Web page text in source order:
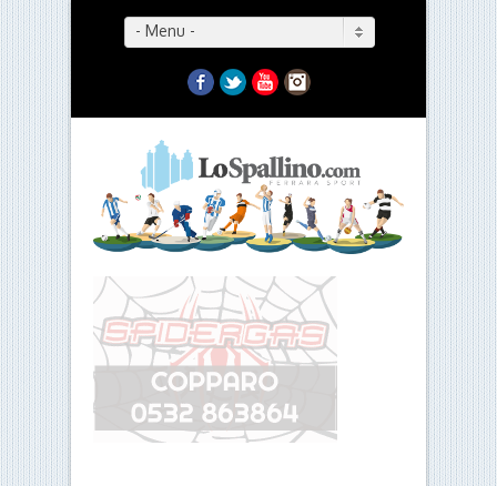
- Menu -
Facebook
TwitterYouTubeInstagram